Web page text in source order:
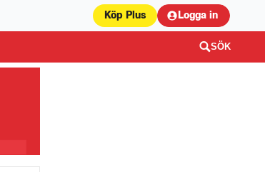
Köp Plus Logga in
SÖK